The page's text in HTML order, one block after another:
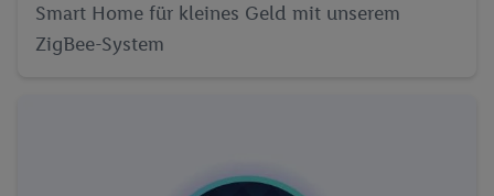
Smart Home für kleines Geld mit unserem
ZigBee-System